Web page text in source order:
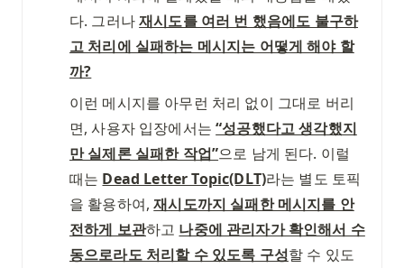
다. 그러나 재시도를 여러 번 했음에도 불구하
고 처리에 실패하는 메시지는 어떻게 해야 할
까?
이런 메시지를 아무런 처리 없이 그대로 버리
면, 사용자 입장에서는 “성공했다고 생각했지
만 실제론 실패한 작업”으로 남게 된다. 이럴
때는 Dead Letter Topic(DLT)라는 별도 토픽
을 활용하여, 재시도까지 실패한 메시지를 안
전하게 보관하고 나중에 관리자가 확인해서 수
동으로라도 처리할 수 있도록 구성할 수 있도